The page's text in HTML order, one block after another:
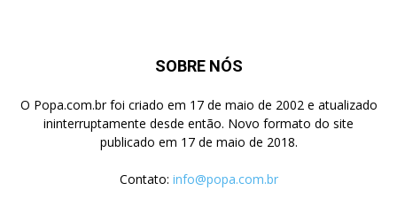
SOBRE NÓS
O Popa.com.br foi criado em 17 de maio de 2002 e atualizado
ininterruptamente desde então. Novo formato do site
publicado em 17 de maio de 2018.
Contato: info@popa.com.br